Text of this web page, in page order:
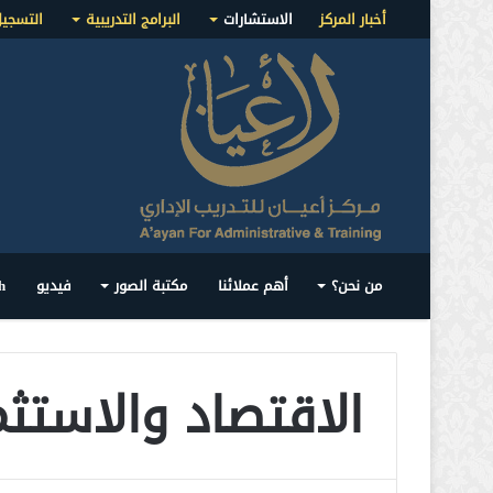
أخبار المركز الاستشارات البرامج التدريبية
من نحن؟ أهم عملائنا مكتبة الصور فيديو
الاقتصاد